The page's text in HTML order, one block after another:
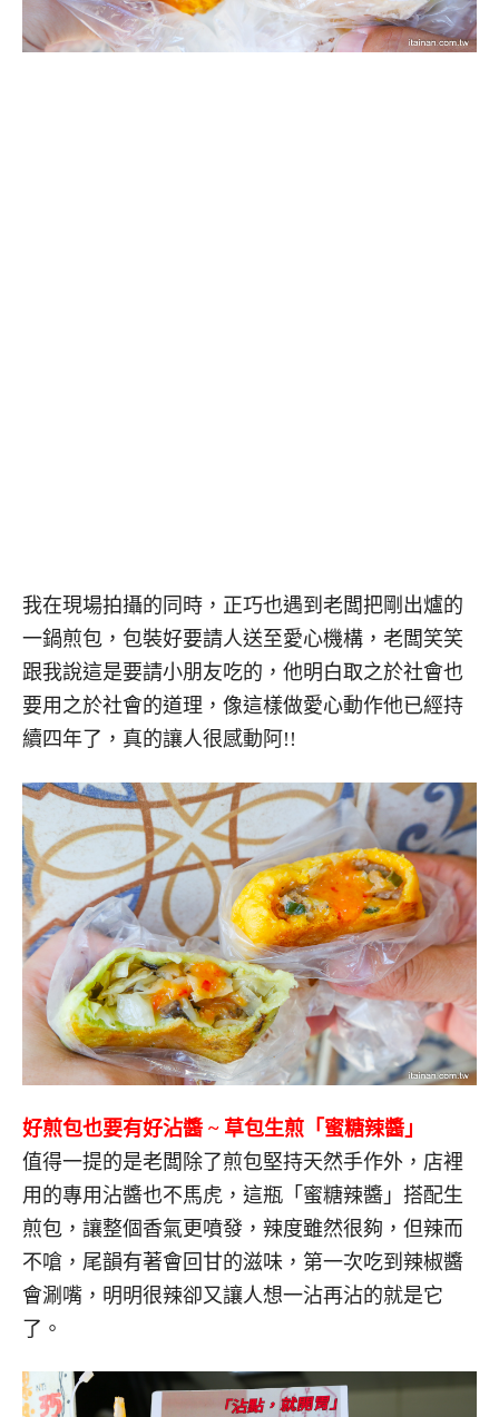
我在現場拍攝的同時，正巧也遇到老闆把剛出爐的
一鍋煎包，包裝好要請人送至愛心機構，老闆笑笑
跟我說這是要請小朋友吃的，他明白取之於社會也
要用之於社會的道理，像這樣做愛心動作他已經持
續四年了，真的讓人很感動阿!!
好煎包也要有好沾醬 ~ 草包生煎「蜜糖辣醬」
值得一提的是老闆除了煎包堅持天然手作外，店裡
用的專用沾醬也不馬虎，這瓶「蜜糖辣醬」搭配生
煎包，讓整個香氣更噴發，辣度雖然很夠，但辣而
不嗆，尾韻有著會回甘的滋味，第一次吃到辣椒醬
會涮嘴，明明很辣卻又讓人想一沾再沾的就是它
了。